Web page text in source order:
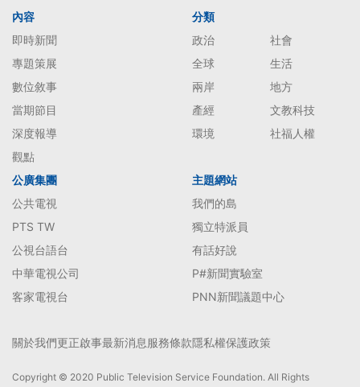
內容
即時新聞
專題策展
數位敘事
當期節目
深度報導
觀點
分類
政治
社會
全球
生活
兩岸
地方
產經
文教科技
環境
社福人權
公廣集團
公共電視
PTS TW
公視台語台
中華電視公司
客家電視台
主題網站
我們的島
獨立特派員
有話好說
P#新聞實驗室
PNN新聞議題中心
關於我們更正啟事最新消息服務條款隱私權保護政策
Copyright © 2020 Public Television Service Foundation. All Rights